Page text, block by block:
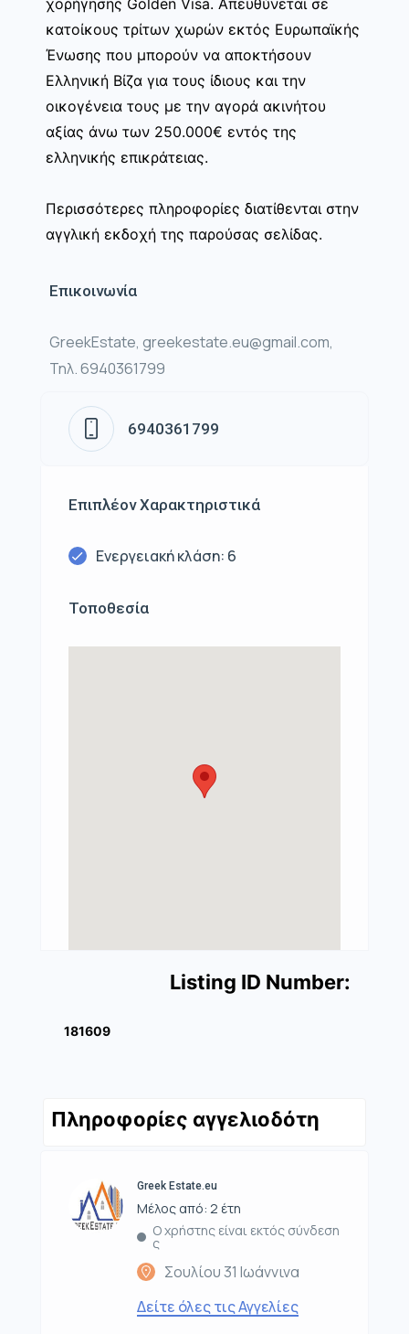
κατοίκους τρίτων χωρών εκτός Ευρωπαϊκής
Ένωσης που μπορούν να αποκτήσουν
Ελληνική Βίζα για τους ίδιους και την
οικογένεια τους με την αγορά ακινήτου
αξίας άνω των 250.000€ εντός της
ελληνικής επικράτειας.
Περισσότερες πληροφορίες διατίθενται στην
αγγλική εκδοχή της παρούσας σελίδας.
Επικοινωνία
GreekEstate, greekestate.eu@gmail.com,
Τηλ. 6940361799
6940361799
Επιπλέον Χαρακτηριστικά
Ενεργειακή κλάση: 6
Τοποθεσία
Listing ID Number:
181609
Πληροφορίες αγγελιοδότη
Greek Estate.eu
Μέλος από: 2 έτη
Ο χρήστης είναι εκτός σύνδεση
ς
Σουλίου 31 Ιωάννινα
Δείτε όλες τις Αγγελίες